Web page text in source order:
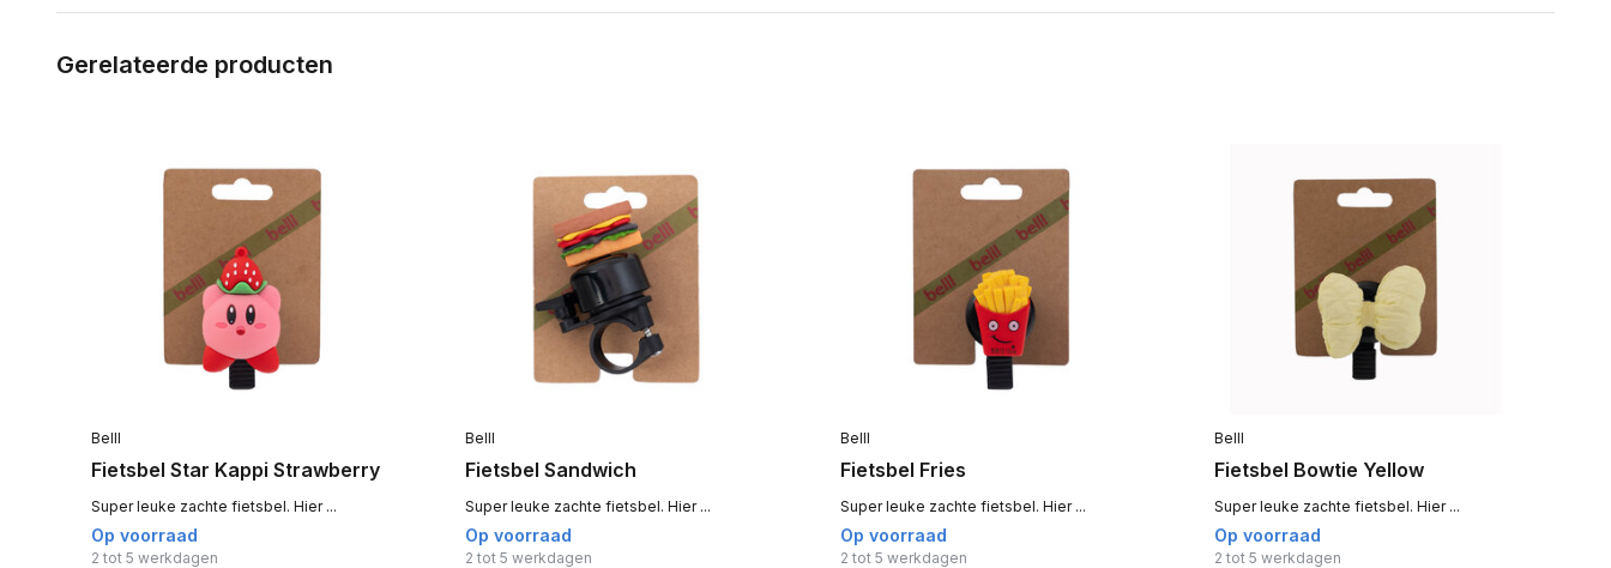
Gerelateerde producten
Belll
Fietsbel Star Kappi Strawberry
Super leuke zachte fietsbel. Hier ...
Op voorraad
2 tot 5 werkdagen
Belll
Fietsbel Sandwich
Super leuke zachte fietsbel. Hier ...
Op voorraad
2 tot 5 werkdagen
Belll
Fietsbel Fries
Super leuke zachte fietsbel. Hier ...
Op voorraad
2 tot 5 werkdagen
Belll
Fietsbel Bowtie Yellow
Super leuke zachte fietsbel. Hier ...
Op voorraad
2 tot 5 werkdagen